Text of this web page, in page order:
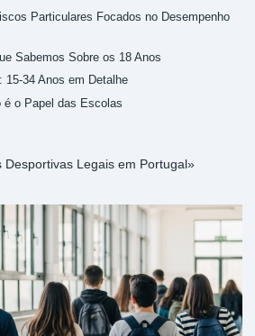
Particulares Focados no Desempenho
Sabemos Sobre os 18 Anos
15-34 Anos em Detalhe
é o Papel das Escolas
Desportivas Legais em Portugal»